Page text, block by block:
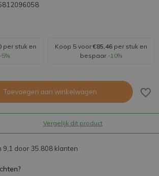
per stuk en
-5%
Koop 5 voor€85,46 per stuk en
bespaar -10%
Toevoegen aan winkelwagen
Vergelijk dit product
9,1 door 35.808 klanten